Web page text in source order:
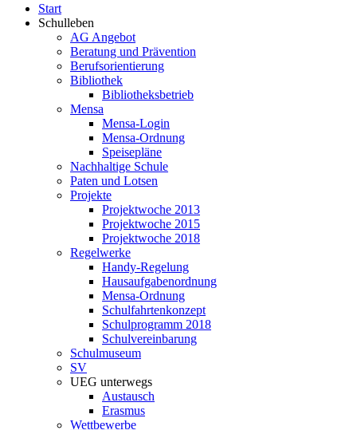
Start
Schulleben
AG Angebot
Beratung und Prävention
Berufsorientierung
Bibliothek
Bibliotheksbetrieb
Mensa
Mensa-Login
Mensa-Ordnung
Speisepläne
Nachhaltige Schule
Paten und Lotsen
Projekte
Projektwoche 2013
Projektwoche 2015
Projektwoche 2018
Regelwerke
Handy-Regelung
Hausaufgabenordnung
Mensa-Ordnung
Schulfahrtenkonzept
Schulprogramm 2018
Schulvereinbarung
Schulmuseum
SV
UEG unterwegs
Austausch
Erasmus
Wettbewerbe